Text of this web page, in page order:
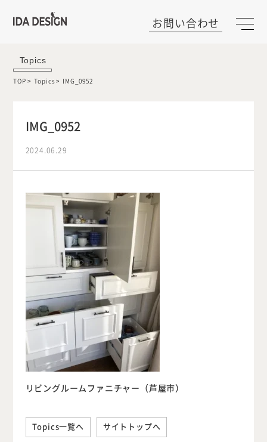
お問い合わせ
Topics
TOP Topics IMG_0952
IMG_0952
2024.06.29
リビングルームファニチャー（芦屋市）
Topics一覧へ サイトトップへ